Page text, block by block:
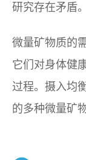
研究存在矛盾。
微量矿物质的
它们对身体健
过程。摄入均
的多种微量矿